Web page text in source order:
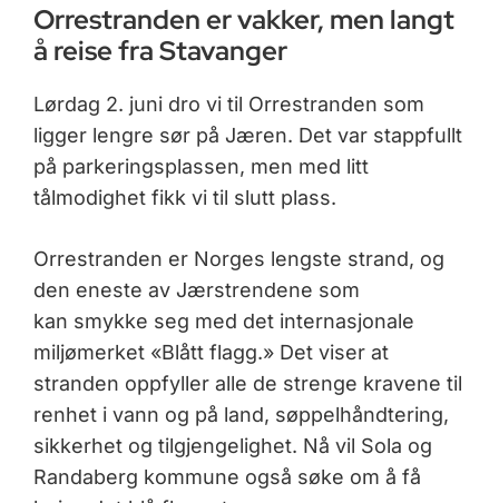
Orrestranden er vakker, men langt
å reise fra Stavanger
Lørdag 2. juni dro vi til Orrestranden som
ligger lengre sør på Jæren. Det var stappfullt
på parkeringsplassen, men med litt
tålmodighet fikk vi til slutt plass.
Orrestranden er Norges lengste strand, og
den eneste av Jærstrendene som
kan smykke seg med det internasjonale
miljømerket «Blått flagg.» Det viser at
stranden oppfyller alle de strenge kravene til
renhet i vann og på land, søppelhåndtering,
sikkerhet og tilgjengelighet. Nå vil Sola og
Randaberg kommune også søke om å få